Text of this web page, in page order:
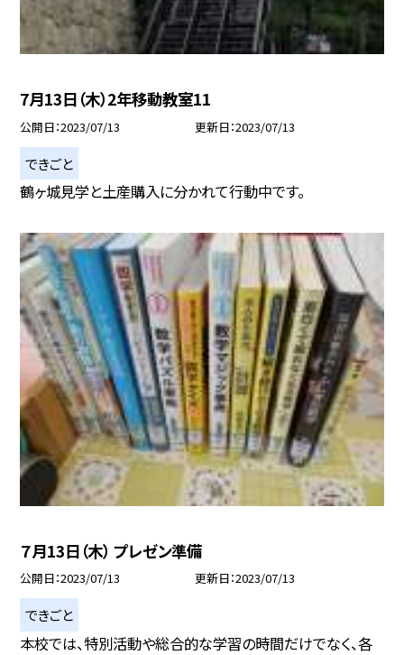
7月13日（木）2年移動教室11
公開日 2023/07/13 更新日 2023/07/13
できごと
鶴ヶ城見学と土産購入に分かれて行動中です。
７月13日（木） プレゼン準備
公開日 2023/07/13 更新日 2023/07/13
できごと
本校では、特別活動や総合的な学習の時間だけでなく、各